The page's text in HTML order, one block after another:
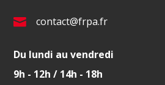
l
.
:
E
m
a
contact@frpa.fr
Du lundi au vendredi
9h - 12h / 14h - 18h